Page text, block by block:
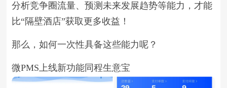
分析竞争圈流量、预测未来发展趋势等能力，才能
比“隔壁酒店”获取更多收益！
那么，如何一次性具备这些能力呢？
微PMS上线新功能同程生意宝